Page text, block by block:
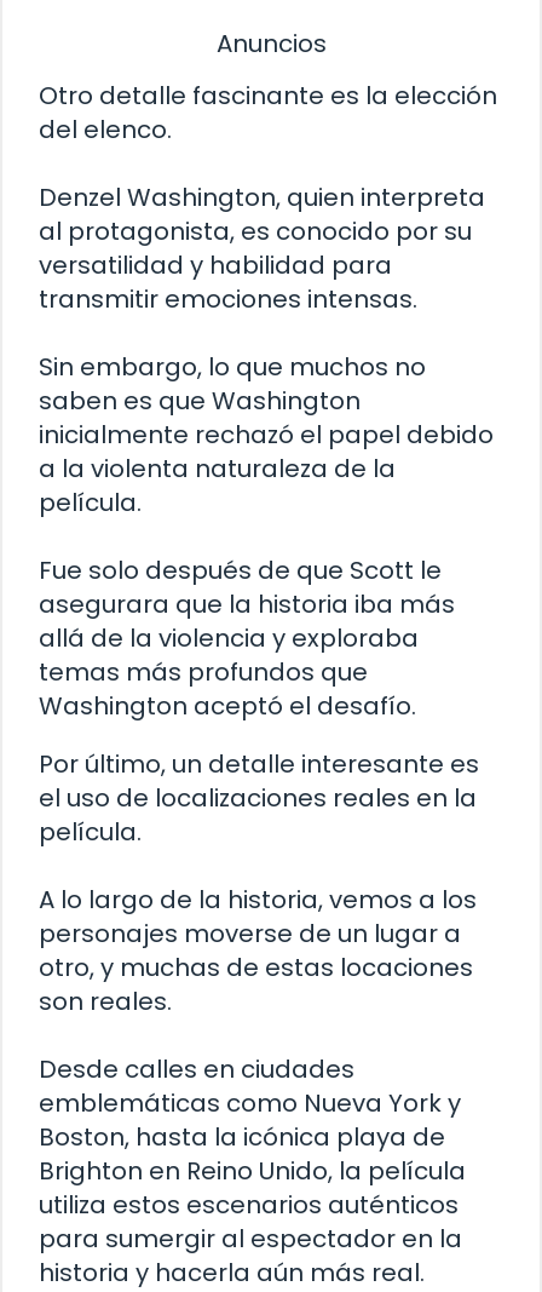
Anuncios
Otro detalle fascinante es la elección
del elenco.
Denzel Washington, quien interpreta
al protagonista, es conocido por su
versatilidad y habilidad para
transmitir emociones intensas.
Sin embargo, lo que muchos no
saben es que Washington
inicialmente rechazó el papel debido
a la violenta naturaleza de la
película.
Fue solo después de que Scott le
asegurara que la historia iba más
allá de la violencia y exploraba
temas más profundos que
Washington aceptó el desafío.
Por último, un detalle interesante es
el uso de localizaciones reales en la
película.
A lo largo de la historia, vemos a los
personajes moverse de un lugar a
otro, y muchas de estas locaciones
son reales.
Desde calles en ciudades
emblemáticas como Nueva York y
Boston, hasta la icónica playa de
Brighton en Reino Unido, la película
utiliza estos escenarios auténticos
para sumergir al espectador en la
historia y hacerla aún más real.